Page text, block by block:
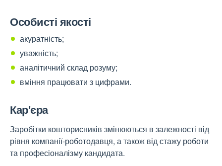
Особисті якості
акуратність;
уважність;
аналітичний склад розуму;
вміння працювати з цифрами.
Кар'єра
Заробітки кошторисників змінюються в залежності від
рівня компанії-роботодавця, а також від стажу роботи
та професіоналізму кандидата.